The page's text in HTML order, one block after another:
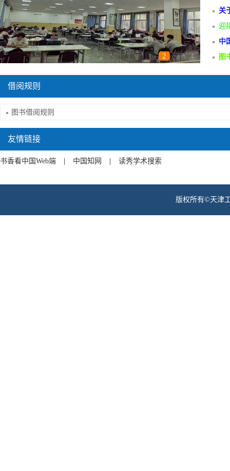
1 2 3 4
关
迎
中
图
借阅规则
图书借阅规则
友情链接
书香看中国Web端 中国知网 读秀学术搜索
版权所有©天津